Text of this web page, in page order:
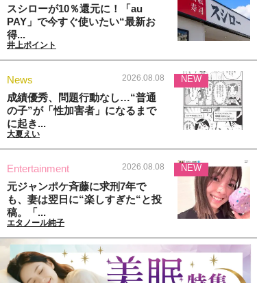
スシローが10％還元に！「au
PAY」で今すぐ使いたい“最新お
得...
井上ポイント
News 2026.08.08
成績優秀、問題行動なし…“普通
の子”が「性加害者」になるまで
に起き...
大夏えい
NEW
Entertainment 2026.08.08
元ジャンポケ斉藤に求刑7年で
も、妻は翌日に“楽しすぎた“と投
稿。「...
エタノール純子
NEW